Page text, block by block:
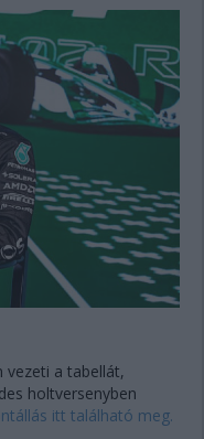
vezeti a tabellát,
holtversenyben
itt található meg.